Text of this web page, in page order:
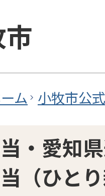
ム 小牧市公
・愛知
（ひと